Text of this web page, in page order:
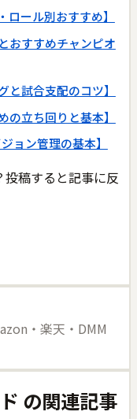
ール別おすすめ】
おすすめチャンピオ
と試合支配のコツ】
立ち回りと基本】
ョン管理の基本】
投稿すると記事に反
・楽天・DMM
の関連記事